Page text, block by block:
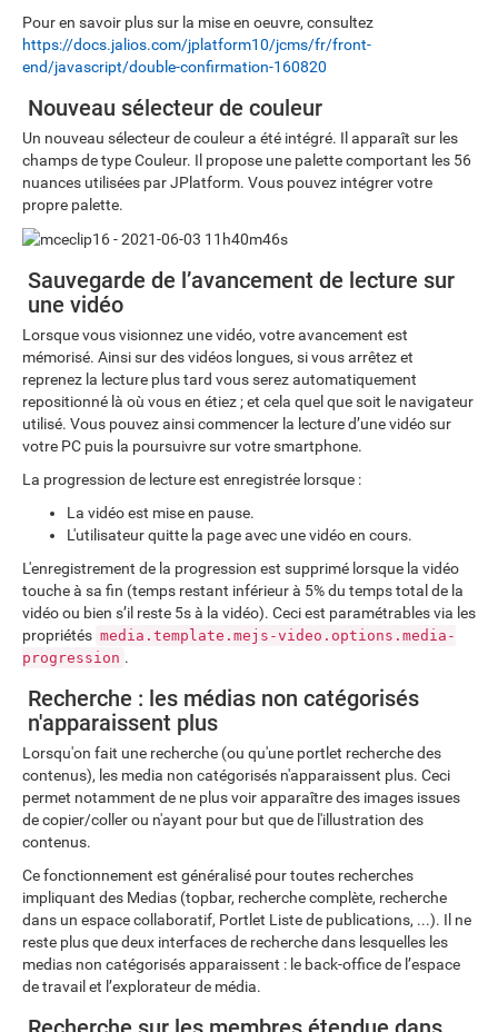
Pour en savoir plus sur la mise en oeuvre, consultez
https://docs.jalios.com/jplatform10/jcms/fr/front-
end/javascript/double-confirmation-160820
Nouveau sélecteur de couleur
Un nouveau sélecteur de couleur a été intégré. Il apparaît sur les
champs de type Couleur. Il propose une palette comportant les 56
nuances utilisées par JPlatform. Vous pouvez intégrer votre
propre palette.
Sauvegarde de l’avancement de lecture sur
une vidéo
Lorsque vous visionnez une vidéo, votre avancement est
mémorisé. Ainsi sur des vidéos longues, si vous arrêtez et
reprenez la lecture plus tard vous serez automatiquement
repositionné là où vous en étiez ; et cela quel que soit le navigateur
utilisé. Vous pouvez ainsi commencer la lecture d’une vidéo sur
votre PC puis la poursuivre sur votre smartphone.
La progression de lecture est enregistrée lorsque :
La vidéo est mise en pause.
L'utilisateur quitte la page avec une vidéo en cours.
L'enregistrement de la progression est supprimé lorsque la vidéo
touche à sa fin (temps restant inférieur à 5% du temps total de la
vidéo ou bien s’il reste 5s à la vidéo). Ceci est paramétrables via les
propriétés media.template.mejs-video.options.media-
progression .
Recherche : les médias non catégorisés
n'apparaissent plus
Lorsqu'on fait une recherche (ou qu'une portlet recherche des
contenus), les media non catégorisés n'apparaissent plus. Ceci
permet notamment de ne plus voir apparaître des images issues
de copier/coller ou n'ayant pour but que de l'illustration des
contenus.
Ce fonctionnement est généralisé pour toutes recherches
impliquant des Medias (topbar, recherche complète, recherche
dans un espace collaboratif, Portlet Liste de publications, ...). Il ne
reste plus que deux interfaces de recherche dans lesquelles les
medias non catégorisés apparaissent : le back-office de l’espace
de travail et l’explorateur de média.